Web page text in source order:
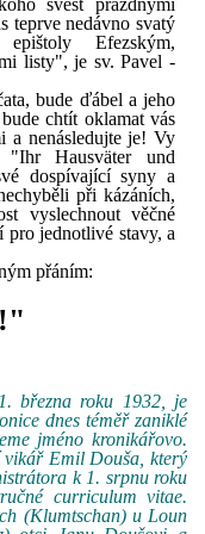
svést prázdnými
teprve nedávno svatý
epištoly Efezským,
listy", je sv. Pavel -
bude ďábel a jeho
chtít oklamat vás
a nenásledujte je! Vy
"Ihr Hausväter und
dospívající syny a
při kázáních,
vyslechnout věčné
pro jednotlivé stavy, a
přáním:
března roku 1932, je
dnes téměř zaniklé
jméno kronikářovo.
vikář Emil Douša, který
k 1. srpnu roku
curriculum vitae.
(Klumtschan) u Loun